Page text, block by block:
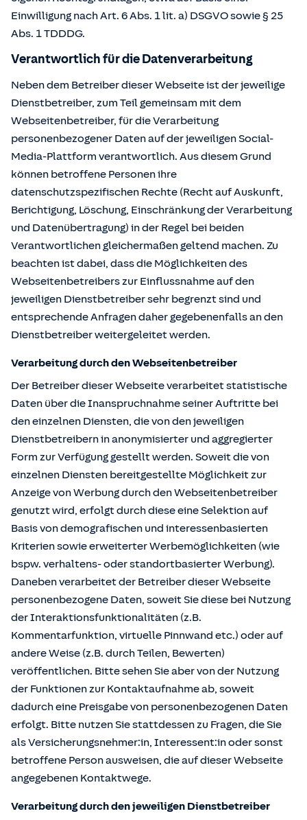
Einwilligung nach Art. 6 Abs. 1 lit. a) DSGVO sowie § 25
Abs. 1 TDDDG.
Verantwortlich für die Datenverarbeitung
Neben dem Betreiber dieser Webseite ist der jeweilige
Dienstbetreiber, zum Teil gemeinsam mit dem
Webseitenbetreiber, für die Verarbeitung
personenbezogener Daten auf der jeweiligen Social-
Media-Plattform verantwortlich. Aus diesem Grund
können betroffene Personen ihre
datenschutzspezifischen Rechte (Recht auf Auskunft,
Berichtigung, Löschung, Einschränkung der Verarbeitung
und Datenübertragung) in der Regel bei beiden
Verantwortlichen gleichermaßen geltend machen. Zu
beachten ist dabei, dass die Möglichkeiten des
Webseitenbetreibers zur Einflussnahme auf den
jeweiligen Dienstbetreiber sehr begrenzt sind und
entsprechende Anfragen daher gegebenenfalls an den
Dienstbetreiber weitergeleitet werden.
Verarbeitung durch den Webseitenbetreiber
Der Betreiber dieser Webseite verarbeitet statistische
Daten über die Inanspruchnahme seiner Auftritte bei
den einzelnen Diensten, die von den jeweiligen
Dienstbetreibern in anonymisierter und aggregierter
Form zur Verfügung gestellt werden. Soweit die von
einzelnen Diensten bereitgestellte Möglichkeit zur
Anzeige von Werbung durch den Webseitenbetreiber
genutzt wird, erfolgt durch diese eine Selektion auf
Basis von demografischen und interessenbasierten
Kriterien sowie erweiterter Werbemöglichkeiten (wie
bspw. verhaltens- oder standortbasierter Werbung).
Daneben verarbeitet der Betreiber dieser Webseite
personenbezogene Daten, soweit Sie diese bei Nutzung
der Interaktionsfunktionalitäten (z.B.
Kommentarfunktion, virtuelle Pinnwand etc.) oder auf
andere Weise (z.B. durch Teilen, Bewerten)
veröffentlichen. Bitte sehen Sie aber von der Nutzung
der Funktionen zur Kontaktaufnahme ab, soweit
dadurch eine Preisgabe von personenbezogenen Daten
erfolgt. Bitte nutzen Sie stattdessen zu Fragen, die Sie
als Versicherungsnehmer:in, Interessent:in oder sonst
betroffene Person ausweisen, die auf dieser Webseite
angegebenen Kontaktwege.
Verarbeitung durch den jeweiligen Dienstbetreiber